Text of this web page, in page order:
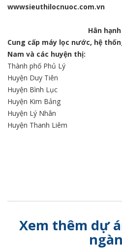
wwwsieuthilocnuoc.com.vn
Hân hạnh phục vụ
Cung cấp máy lọc nước, hệ
Nam và các huyện thị:
Thành phố Phủ Lý
Huyện Duy Tiên
Huyện Bình Lục
Huyện Kim Bảng
Huyện Lý Nhân
Huyện Thanh Liêm
Xem thêm dự